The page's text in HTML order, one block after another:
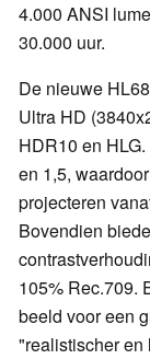
4.000 ANSI
30.000 uur.
De nieuwe
Ultra HD
HDR10 en
en 1,5,
projecteren
Bovendien
105% Rec.709.
beeld voor een
"realistischer en